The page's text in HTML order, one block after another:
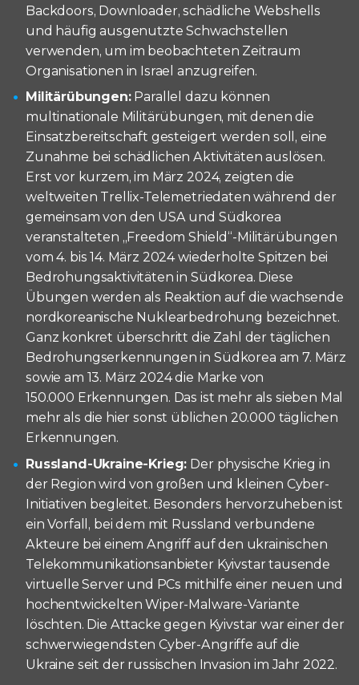
Backdoors, Downloader, schädliche Webshells
und häufig ausgenutzte Schwachstellen
verwenden, um im beobachteten Zeitraum
Organisationen in Israel anzugreifen.
Militärübungen:Parallel dazu können
multinationale Militärübungen, mit denen die
Einsatzbereitschaft gesteigert werden soll, eine
Zunahme bei schädlichen Aktivitäten auslösen.
Erst vor kurzem, im März 2024, zeigten die
weltweiten Trellix-Telemetriedaten während der
gemeinsam von den USA und Südkorea
veranstalteten „Freedom Shield“-Militärübungen
vom 4. bis 14. März 2024 wiederholte Spitzen bei
Bedrohungsaktivitäten in Südkorea. Diese
Übungen werden als Reaktion auf die wachsende
nordkoreanische Nuklearbedrohung bezeichnet.
Ganz konkret überschritt die Zahl der täglichen
Bedrohungserkennungen in Südkorea am 7. März
sowie am 13. März 2024 die Marke von
150.000 Erkennungen. Das ist mehr als sieben Mal
mehr als die hier sonst üblichen 20.000 täglichen
Erkennungen.
Russland-Ukraine-Krieg: Der physische Krieg in
der Region wird von großen und kleinen Cyber-
Initiativen begleitet. Besonders hervorzuheben ist
ein Vorfall, bei dem mit Russland verbundene
Akteure bei einem Angriff auf den ukrainischen
Telekommunikationsanbieter Kyivstar tausende
virtuelle Server und PCs mithilfe einer neuen und
hochentwickelten Wiper-Malware-Variante
löschten. Die Attacke gegen Kyivstar war einer der
schwerwiegendsten Cyber-Angriffe auf die
Ukraine seit der russischen Invasion im Jahr 2022.